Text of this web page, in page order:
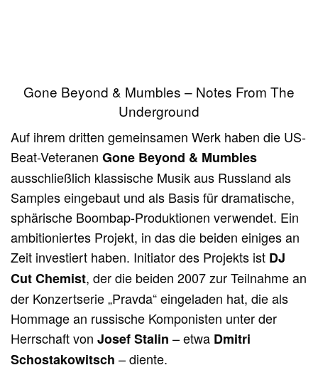
Gone Beyond & Mumbles – Notes From The
Underground
Auf ihrem dritten gemeinsamen Werk haben die US-
Beat-VeteranenGone Beyond & Mumbles
ausschließlich klassische Musik aus Russland als
Samples eingebaut und als Basis für dramatische,
sphärische Boombap-Produktionen verwendet. Ein
ambitioniertes Projekt, in das die beiden einiges an
Zeit investiert haben. Initiator des Projekts ist DJ
Cut Chemist, der die beiden 2007 zur Teilnahme an
der Konzertserie „Pravda“ eingeladen hat, die als
Hommage an russische Komponisten unter der
Herrschaft vonJosef Stalin – etwa Dmitri
Schostakowitsch – diente.